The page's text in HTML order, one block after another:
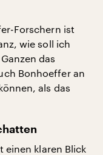
Forschern ist
wie soll ich
das
Bonhoeffer an
als das
einen klaren Blick